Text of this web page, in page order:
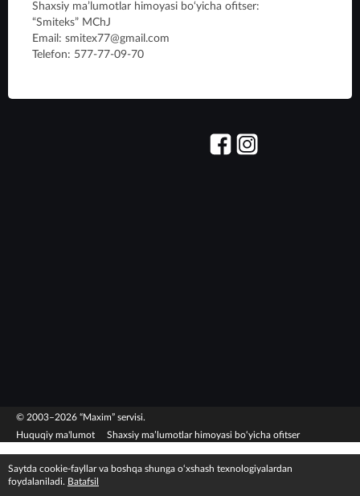
Shaxsiy ma’lumotlar himoyasi bo‘yicha ofitser:
“Smiteks” MChJ
Email: smitex77@gmail.com
Telefon: 577-77-09-70
© 2003–2026 “Maxim” servisi.
Huquqiy ma'lumot
Shaxsiy ma’lumotlar himoyasi bo‘yicha ofitser
Saytda cookie-fayllar va boshqa shunga o‘xshash texnologiyalardan
foydalaniladi. Batafsil